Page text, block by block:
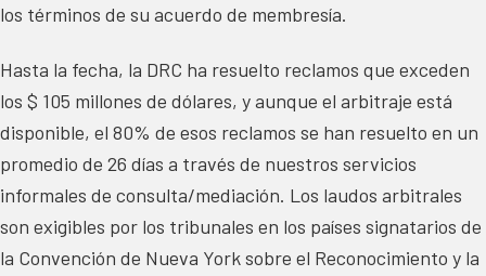
los términos de su acuerdo de membresía.
Hasta la fecha, la DRC ha resuelto reclamos que exceden
los $ 105 millones de dólares, y aunque el arbitraje está
disponible, el 80% de esos reclamos se han resuelto en un
promedio de 26 días a través de nuestros servicios
informales de consulta/mediación. Los laudos arbitrales
son exigibles por los tribunales en los países signatarios de
la Convención de Nueva York sobre el Reconocimiento y la